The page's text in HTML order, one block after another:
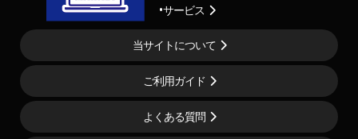
サービス
当サイトについて
ご利用ガイド
よくある質問